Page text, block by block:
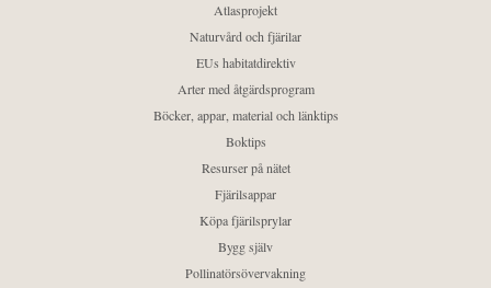
Atlasprojekt
Naturvård och fjärilar
EUs habitatdirektiv
Arter med åtgärdsprogram
Böcker, appar, material och länktips
Boktips
Resurser på nätet
Fjärilsappar
Köpa fjärilsprylar
Bygg själv
Pollinatörsövervakning